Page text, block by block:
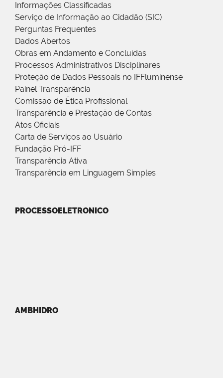
Informações Classificadas
Serviço de Informação ao Cidadão (SIC)
Perguntas Frequentes
Dados Abertos
Obras em Andamento e Concluídas
Processos Administrativos Disciplinares
Proteção de Dados Pessoais no IFFluminense
Painel Transparência
Comissão de Ética Profissional
Transparência e Prestação de Contas
Atos Oficiais
Carta de Serviços ao Usuário
Fundação Pró-IFF
Transparência Ativa
Transparência em Linguagem Simples
PROCESSOELETRONICO
AMBHIDRO